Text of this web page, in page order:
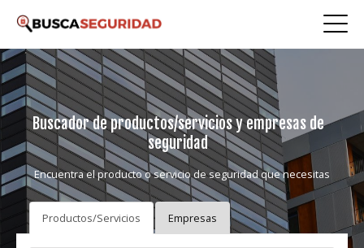
Buscador de productos/servicios y empresas de
seguridad
Encuentra el producto o servicio de seguridad que necesitas
Productos/Servicios Empresas